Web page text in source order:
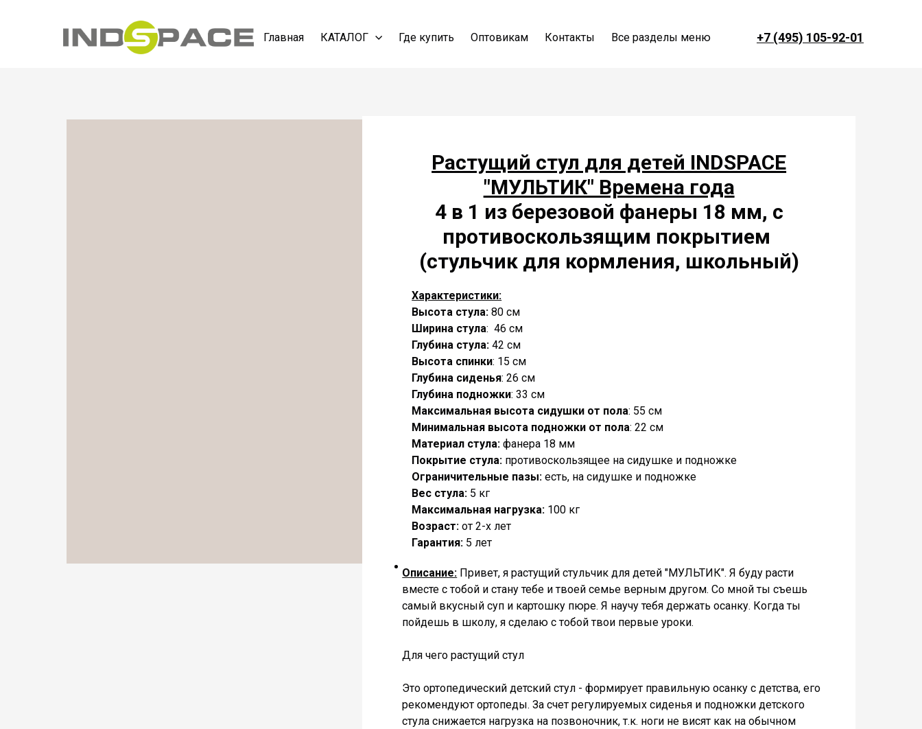
Главная КАТАЛОГ Где купить Оптовикам Контакты Все разделы меню +7 (495) 105-92-01
Растущий стул для детей INDSPACE
"МУЛЬТИК" Времена года
4 в 1 из березовой фанеры 18 мм, с
противоскользящим покрытием
(стульчик для кормления, школьный)
Характеристики:
Высота стула:80 cм
Ширина стула: 46 см
Глубина стула:42 см
Высота спинки: 15 см
Глубина сиденья: 26 см
Глубина подножки: 33 см
Максимальная высота сидушки от пола: 55 см
Минимальная высота подножки от пола: 22 см
Материал стула: фанера 18 мм
Покрытие стула: противоскользящее на сидушке и подножке
Ограничительные пазы: есть, на сидушке и подножке
Вес стула: 5 кг
Максимальная нагрузка: 100 кг
Возраст: от 2-х лет
Гарантия: 5 лет
Описание: Привет, я растущий стульчик для детей "МУЛЬТИК". Я буду расти
вместе с тобой и стану тебе и твоей семье верным другом. Со мной ты съешь
самый вкусный суп и картошку пюре. Я научу тебя держать осанку. Когда ты
пойдешь в школу, я сделаю с тобой твои первые уроки.
Для чего растущий стул
Это ортопедический детский стул - формирует правильную осанку с детства, его
рекомендуют ортопеды. За счет регулируемых сиденья и подножки детского
стула снижается нагрузка на позвоночник, т.к. ноги не висят как на обычном